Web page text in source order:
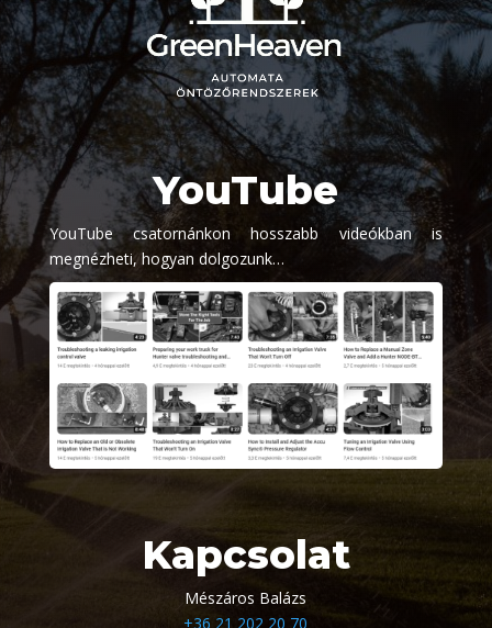
YouTube
YouTube csatornánkon hosszabb videókban is
megnézheti, hogyan dolgozunk…
Kapcsolat
Mészáros Balázs
+36 21 202 20 70